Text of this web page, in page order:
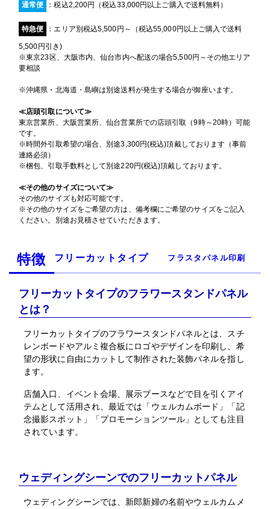
通常便 ：税込2,200円（税込33,000円以上ご購入で送料無料）
特急便 ：エリア別税込5,500円～（税込55,000円以上ご購入で送料
5,500円引き)
※東京23区、大阪市内、仙台市内へ配送の場合5,500円～その他エリア
要相談
※沖縄県・北海道・島嶼は別途送料が発生する場合が御座います。
≪店頭引取について≫
東京営業所、大阪営業所、仙台営業所での店頭引取（9時～20時）可能
です。
※時間外引取希望の場合、別途3,300円(税込)頂戴しております（事前
連絡必須）
※梱包、引取手数料として別途220円(税込)頂戴しております。
≪その他のサイズについて≫
その他のサイズも対応可能です。
※その他のサイズをご希望の方は、備考欄にご希望のサイズをご記入
ください。別途お見積させていただきます。
特徴 フリーカットタイプ フラスタパネル印刷
フリーカットタイプのフラワースタンドパネル
とは？
フリーカットタイプのフラワースタンドパネルとは、スチ
レンボードやアルミ複合板にロゴやデザインを印刷し、希
望の形状に自由にカットして制作された装飾パネルを指し
ます。
店舗入口、イベント会場、展示ブースなどで目を引くアイ
テムとして活用され、最近では「ウェルカムボード」「記
念撮影スポット」「プロモーションツール」としても注目
されています。
ウェディングシーンでのフリーカットパネル
ウェディングシーンでは、新郎新婦の名前やウェルカムメ